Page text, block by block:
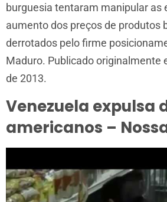
burguesia tentaram manipular as
aumento dos preços de produtos
derrotados pelo firme
Maduro. Publicado originalmente
de 2013.
Venezuela expulsa
americanos –